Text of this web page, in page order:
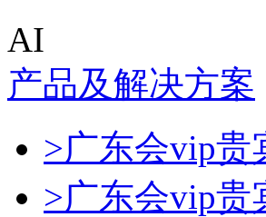
AI
产品及解决方案
>广东会vip贵
>广东会vip贵